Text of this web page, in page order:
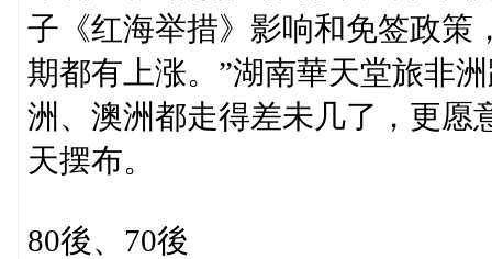
子《红海举措》影响和免签政策
期都有上涨。”湖南華天堂旅非
洲、澳洲都走得差未几了，更愿
天摆布。
80後、70後